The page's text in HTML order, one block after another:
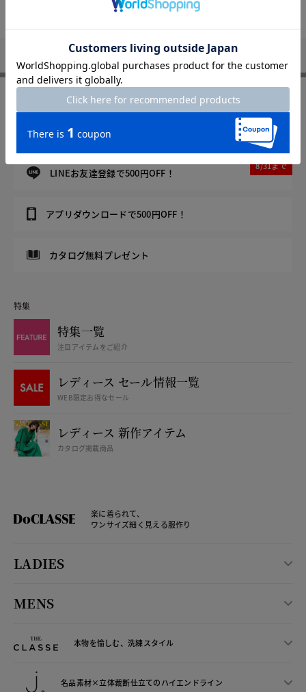
メルマガ登録で500円OFF！
8/31まで
LINEお友達登録で500円OFF！
8/31まで
アプリダウンロードで500円OFF！
カタログ無料プレゼント
特集
特集一覧
注目アイテムをご紹介
レディース セール情報一覧
WEB限定お得なセール
レディース 新作アイテム
カタログ掲載商品
楽に着られて、
ワンサイズ細く見える服作り
LADIES
MENS
本物を愉しむ、洗練スタイル
名品素材×立体裁断仕立てのハイエンドライン